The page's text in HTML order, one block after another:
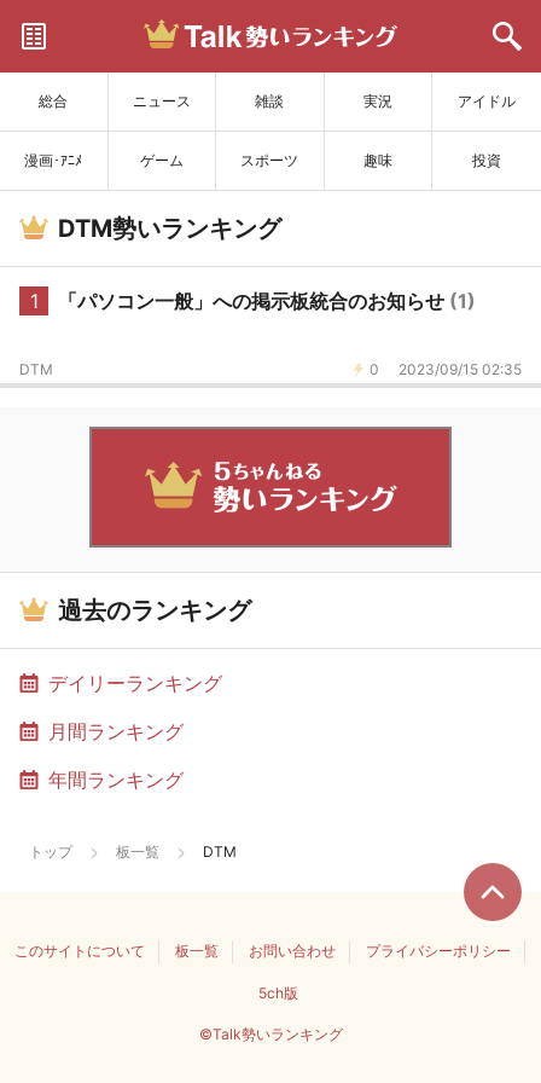
総合 ニュース 雑談 実況 アイドル
漫画･ｱﾆﾒ ゲーム スポーツ 趣味 投資
サイトを更新
DTM勢いランキング
1 「パソコン一般」への掲示板統合のお知らせ (1)
0 2023/09/15 02:35
DTM
過去のランキング
デイリーランキング
月間ランキング
年間ランキング
トップ 板一覧 DTM
このサイトについて 板一覧 お問い合わせ プライバシーポリシー
5ch版
©Talk勢いランキング